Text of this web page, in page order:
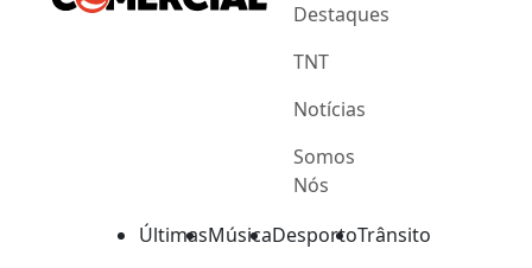
Destaques
TNT
Notícias
Somos
Nós
ÚltimasMúsicaDesportoTrânsito